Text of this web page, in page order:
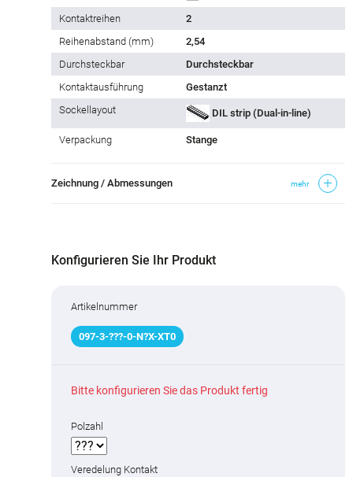
Kontaktreihen
2
Reihe­nabstand (mm)
2,54
Durchsteckbar
Durchsteckbar
Kontaktausführung
Gestanzt
Sockellayout
DIL strip (Dual-in-line)
Verpackung Stange
Zeichnung / Abmessungen mehr
Konfigurieren Sie Ihr Produkt
Artikelnummer
097-3-???-0-N?X-XT0
Bitte konfigurieren Sie das Produkt fertig
Polzahl
Veredelung Kontakt